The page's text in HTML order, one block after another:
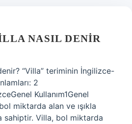
NASIL DENIR
“Villa” teriminin İngilizce-
2
Kullanım1Genel
miktarda alan ve ışıkla
sahiptir. Villa, bol miktarda